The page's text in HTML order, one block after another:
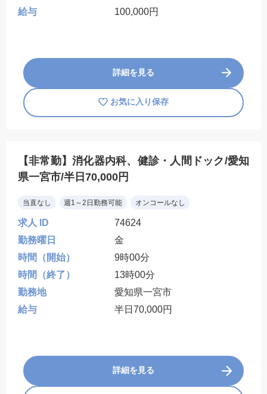
給与
100,000円
詳細を見る
お気に入り保存
【非常勤】消化器内科、健診・人間ドック/愛知
県一宮市/半日70,000円
当直なし 週1～2日勤務可能 オンコールなし
求人 ID
74624
勤務曜日
金
時間（開始）
9時00分
時間（終了）
13時00分
勤務地
愛知県一宮市
給与
半日70,000円
詳細を見る